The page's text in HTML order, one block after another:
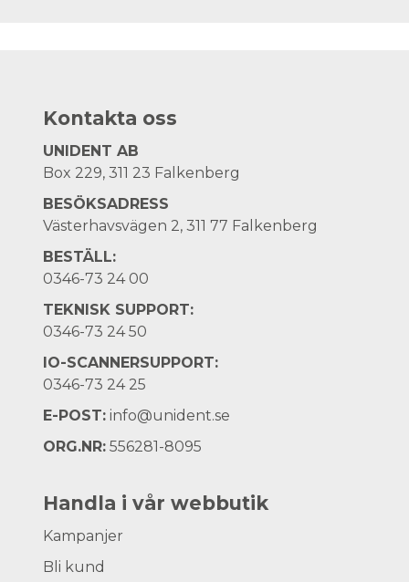
Kontakta oss
UNIDENT AB
Box 229, 311 23 Falkenberg
BESÖKSADRESS
Västerhavsvägen 2, 311 77 Falkenberg
BESTÄLL:
0346-73 24 00
TEKNISK SUPPORT:
0346-73 24 50
IO-SCANNERSUPPORT:
0346-73 24 25
E-POST: info@unident.se
ORG.NR: 556281-8095
Handla i vår webbutik
Kampanjer
Bli kund